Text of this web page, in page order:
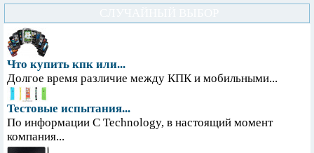
Что купить кпк или...
Долгое время различие между КПК и мобильными...
Тестовые испытания...
По информации С Technology, в настоящий момент
компания...